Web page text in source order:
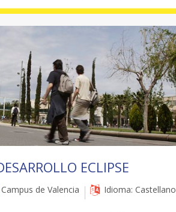
ECLIPSE
Campus de Valencia Idioma: Castellano